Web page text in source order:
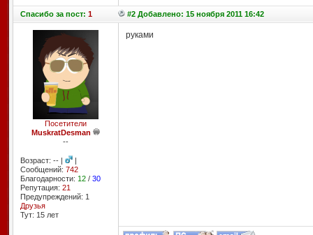
Спасибоза пост: 1 #2 Добавлено: 15 ноября 2011 16:42
Посетители
MuskratDesman
--
Возраст: -- |
|
Сообщений: 742
Благодарности: 12/ 30
Репутация: 21
Предупреждений: 1
Друзья
Тут: 15 лет
руками